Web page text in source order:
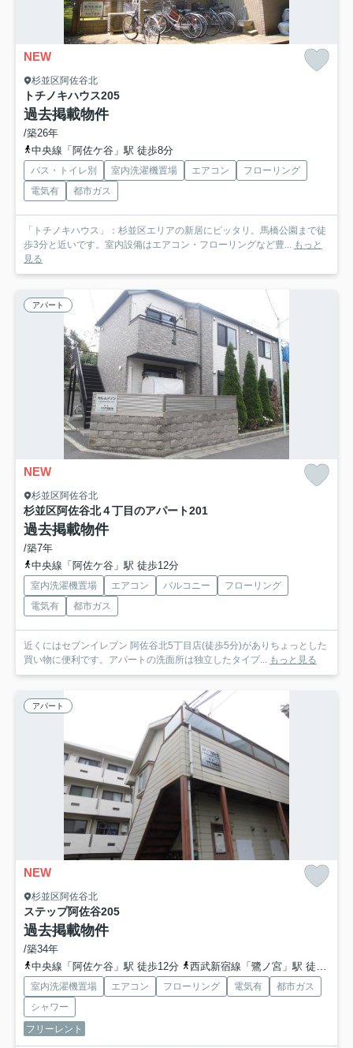
NEW
杉並区阿佐谷北
トチノキハウス205
過去掲載物件
/築26年
中央線「阿佐ケ谷」駅 徒歩8分
バス・トイレ別 室内洗濯機置場 エアコン
フローリング
電気有
都市ガス
「トチノキハウス」：杉並区エリアの新居にピッタリ。馬橋公園まで徒
歩3分と近いです。室内設備はエアコン・フローリングなど豊... もっと
見る
アパート
NEW
杉並区阿佐谷北
杉並区阿佐谷北４丁目のアパート201
過去掲載物件
/築7年
中央線「阿佐ケ谷」駅 徒歩12分
室内洗濯機置場 エアコン バルコニー
フローリング
電気有
都市ガス
近くにはセブンイレブン 阿佐谷北5丁目店(徒歩5分)がありちょっとした
買い物に便利です。アパートの洗面所は独立したタイプ... もっと見る
アパート
NEW
杉並区阿佐谷北
ステップ阿佐谷205
過去掲載物件
/築34年
中央線「阿佐ケ谷」駅 徒歩12分
西武新宿線「鷺ノ宮」駅 徒歩18分
室内洗濯機置場 エアコン フローリング 電気有
都市ガス
シャワー
フリーレント